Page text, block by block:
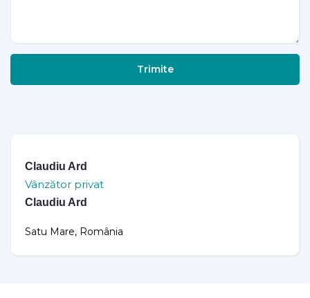
Trimite
Claudiu Ard
Vânzător privat
Claudiu Ard
Satu Mare, România